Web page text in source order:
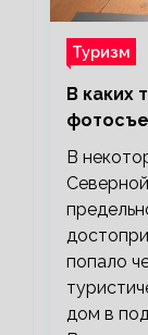
Туризм
В каких
В
попало
дом в